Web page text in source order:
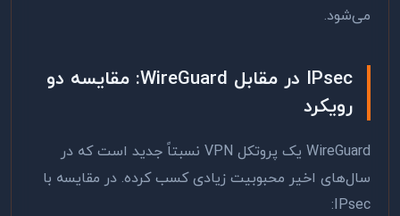
می‌شود.
IPsec در مقابل WireGuard: مقایسه دو
رویکرد
WireGuard یک پروتکل VPN نسبتاً جدید است که در
سال‌های اخیر محبوبیت زیادی کسب کرده. در مقایسه با
IPsec: